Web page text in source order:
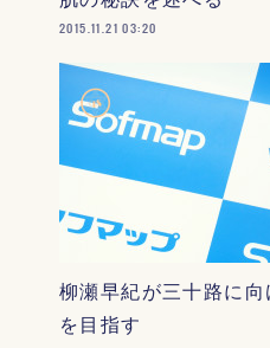
2015.11.21 03:20
柳瀬早紀が三十路に
を目指す